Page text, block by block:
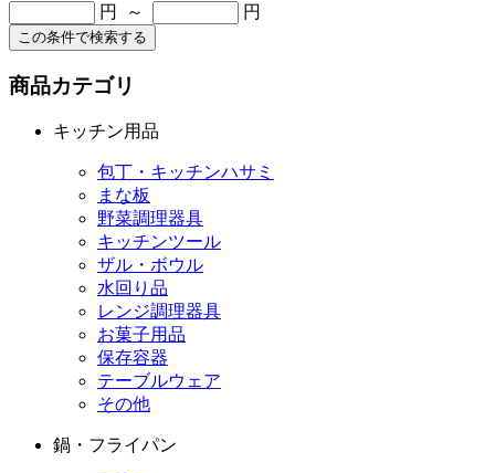
円 ～ 円
この条件で検索する
商品カテゴリ
キッチン用品
包丁・キッチンハサミ
まな板
野菜調理器具
キッチンツール
ザル・ボウル
水回り品
レンジ調理器具
お菓子用品
保存容器
テーブルウェア
その他
鍋・フライパン